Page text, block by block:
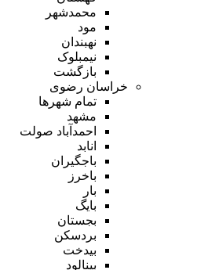
محمدشهر
مود
نهبندان
نیمبلوک
بازگشت
خراسان رضوی
تمام شهر‌ها
مشهد
احمدآباد صولت
انابد
باجگیران
باخرز
بار
بایگ
بجستان
بردسکن
بیدخت
بینالود